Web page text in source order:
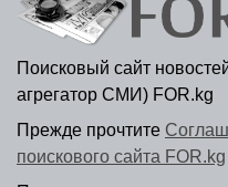
Поисковый сайт
агрегатор СМИ) FOR.kg
Прежде прочтите
поискового сайта FOR.kg